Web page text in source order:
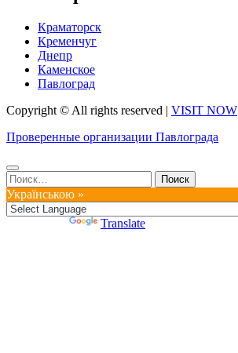
Краматорск
Кременчуг
Днепр
Каменское
Павлоград
Copyright © All rights reserved | VISIT NOW
Проверенные организации Павлограда
Найти:
Українською »
Translate